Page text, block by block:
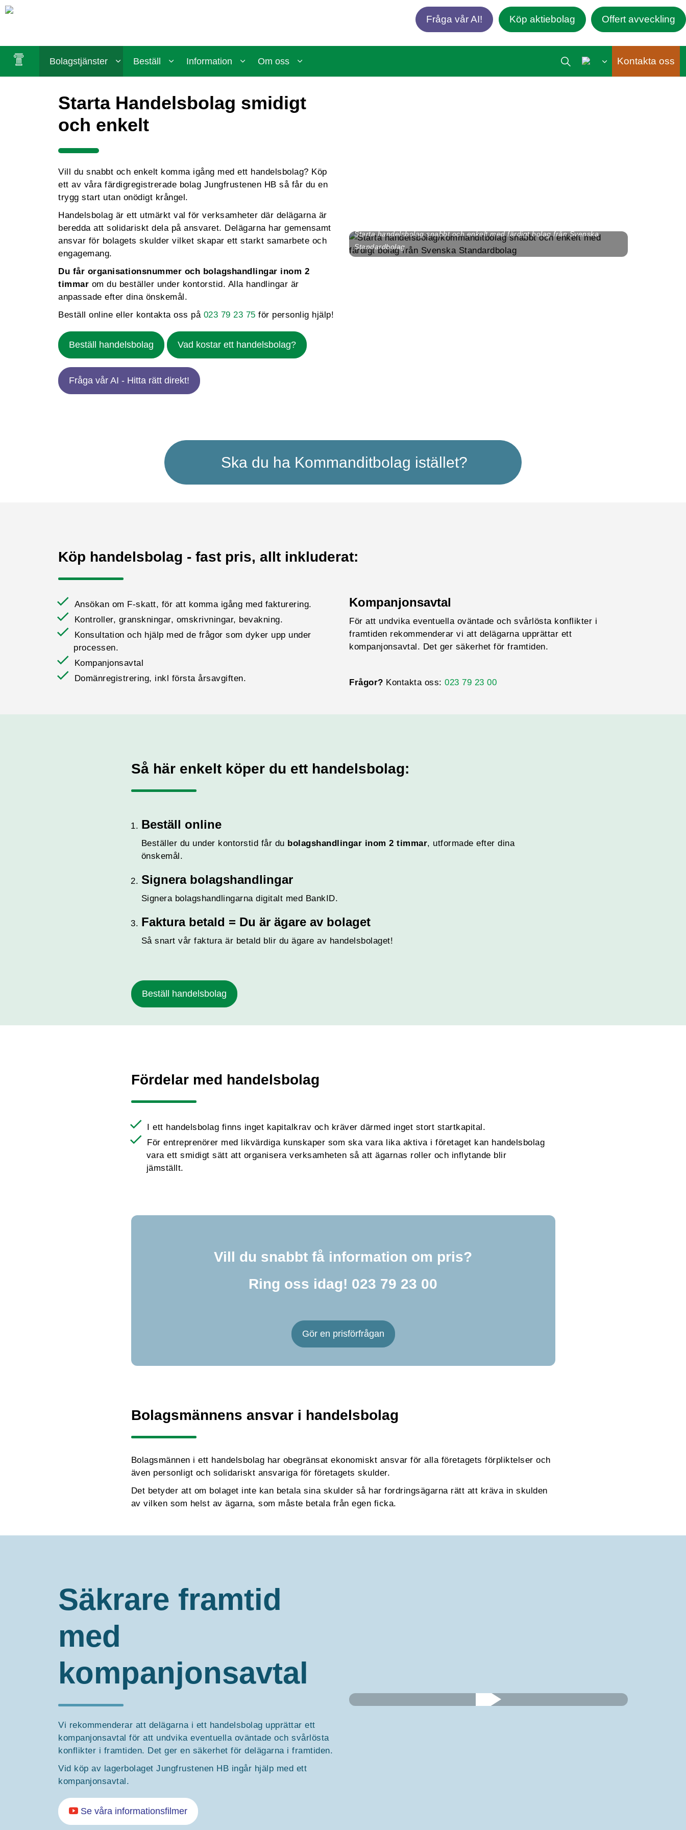
Bolagstjänster Beställ Information Om oss Kontakta oss
Fråga vår AI! Köp aktiebolag Offert avveckling
Starta Handelsbolag smidigt
och enkelt
Vill du snabbt och enkelt komma igång med ett handelsbolag? Köp
ett av våra färdigregistrerade bolag Jungfrustenen HB så får du en
trygg start utan onödigt krångel.
Handelsbolag är ett utmärkt val för verksamheter där delägarna är
beredda att solidariskt dela på ansvaret. Delägarna har gemensamt
ansvar för bolagets skulder vilket skapar ett starkt samarbete och
engagemang.
Du får organisationsnummer och bolagshandlingar inom 2
timmar om du beställer under kontorstid. Alla handlingar är
anpassade efter dina önskemål.
Beställ online eller kontakta oss på 023 79 23 75 för personlig hjälp!
Beställ handelsbolag Vad kostar ett handelsbolag?
Fråga vår AI - Hitta rätt direkt!
Starta handelsbolag snabbt och enkelt med färdigt bolag från Svenska
Standardbolag
Ska du ha Kommanditbolag istället?
Köp handelsbolag - fast pris, allt inkluderat:
Ansökan om F-skatt, för att komma igång med fakturering.
Kontroller, granskningar, omskrivningar, bevakning.
Konsultation och hjälp med de frågor som dyker upp under
processen.
Kompanjonsavtal
Domänregistrering, inkl första årsavgiften.
Kompanjonsavtal
För att undvika eventuella oväntade och svårlösta konflikter i
framtiden rekommenderar vi att delägarna upprättar ett
kompanjonsavtal. Det ger säkerhet för framtiden.
Frågor? Kontakta oss: 023 79 23 00
Så här enkelt köper du ett handelsbolag:
Beställ online
Beställer du under kontorstid får du bolagshandlingar inom 2 timmar, utformade efter dina
önskemål.
Signera bolagshandlingar
Signera bolagshandlingarna digitalt med BankID.
Faktura betald = Du är ägare av bolaget
Så snart vår faktura är betald blir du ägare av handelsbolaget!
Beställ handelsbolag
Fördelar med handelsbolag
I ett handelsbolag finns inget kapitalkrav och kräver därmed inget stort startkapital.
För entreprenörer med likvärdiga kunskaper som ska vara lika aktiva i företaget kan handelsbolag
vara ett smidigt sätt att organisera verksamheten så att ägarnas roller och inflytande blir
jämställt.
Vill du snabbt få information om pris?
Ring oss idag! 023 79 23 00
Gör en prisförfrågan
Bolagsmännens ansvar i handelsbolag
Bolagsmännen i ett handelsbolag har obegränsat ekonomiskt ansvar för alla företagets förpliktelser och
även personligt och solidariskt ansvariga för företagets skulder.
Det betyder att om bolaget inte kan betala sina skulder så har fordringsägarna rätt att kräva in skulden
av vilken som helst av ägarna, som måste betala från egen ficka.
Säkrare framtid
med
kompanjonsavtal
Vi rekommenderar att delägarna i ett handelsbolag upprättar ett
kompanjonsavtal för att undvika eventuella oväntade och svårlösta
konflikter i framtiden. Det ger en säkerhet för delägarna i framtiden.
Vid köp av lagerbolaget Jungfrustenen HB ingår hjälp med ett
kompanjonsavtal.
Se våra informationsfilmer